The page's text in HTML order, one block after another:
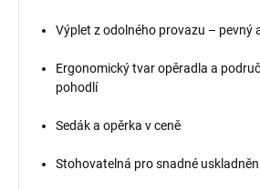
Výplet z odolného provazu – pevný
Ergonomický tvar opěradla a
pohodlí
Sedák a opěrka v ceně
Stohovatelná pro snadné